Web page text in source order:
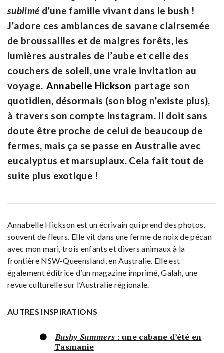
sublimé d’une famille vivant dans le bush !
J’adore ces ambiances de savane clairsemée
de broussailles et de maigres forêts, les
lumières australes de l’aube et celle des
couchers de soleil, une vraie invitation au
voyage. Annabelle Hickson partage son
quotidien, désormais (son blog n’existe plus),
à travers son compte Instagram. Il doit sans
doute être proche de celui de beaucoup de
fermes, mais ça se passe en Australie avec
eucalyptus et marsupiaux. Cela fait tout de
suite plus exotique !
Annabelle Hickson est un écrivain qui prend des photos,
souvent de fleurs. Elle vit dans une ferme de noix de pécan
avec mon mari, trois enfants et divers animaux à la
frontière NSW-Queensland, en Australie. Elle est
également éditrice d’un magazine imprimé, Galah, une
revue culturelle sur l’Australie régionale.
AUTRES INSPIRATIONS
Bushy Summers : une cabane d’été en
Tasmanie